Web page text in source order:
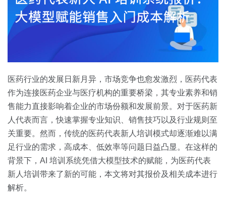
消费医疗
汽车
房地产
金融
按角色
销售人员
定价
资源中心
全部
白皮书
销售会话智能
关于我们
预约演示
医药行业的发展日新月异，市场竞争也愈发激烈，医药代表
作为连接医药企业与医疗机构的重要桥梁，其专业素养和销
售能力直接影响着企业的市场份额和发展前景。对于医药新
人代表而言，快速掌握专业知识、销售技巧以及行业规则至
关重要。然而，传统的医药代表新人培训模式却逐渐难以满
足行业的需求，高成本、低效率等问题日益凸显。在这样的
背景下，AI 培训系统凭借大模型技术的赋能，为医药代表
新人培训带来了新的可能，本文将对其报价及相关成本进行
解析。